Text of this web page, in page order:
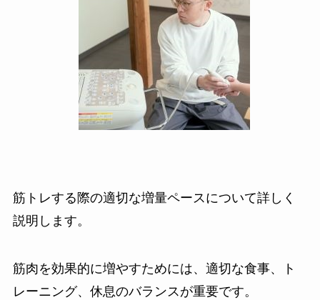
筋トレする際の適切な増量ペースについて詳しく
説明します。
筋肉を効果的に増やすためには、適切な食事、ト
レーニング、休息のバランスが重要です。